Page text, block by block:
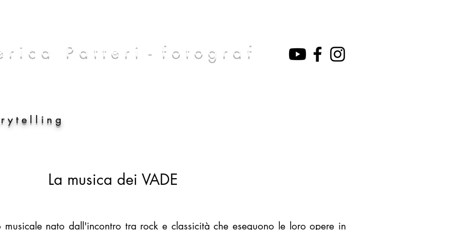
r i c a P a t t e r i - f o t o g r a f
y t e l l i n g
La musica dei VADE
nato dall'incontro tra rock e classicità che eseguono le loro opere in